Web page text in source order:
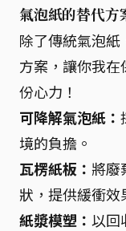
氣泡紙的替代方
除了傳統氣泡
方案，讓你我
份心力！
可降解氣泡紙：
境的負擔。
瓦楞紙板： 將廢
狀，提供緩衝效
紙漿模塑： 以回